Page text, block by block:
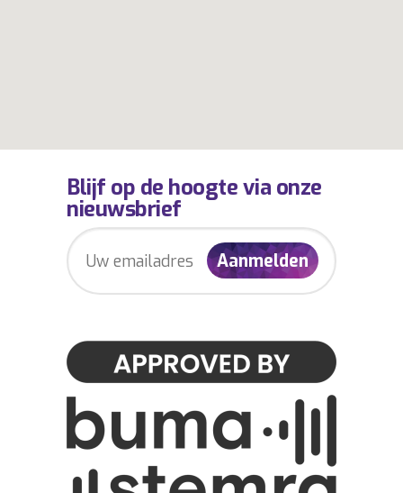
Blijf op de hoogte via onze
nieuwsbrief